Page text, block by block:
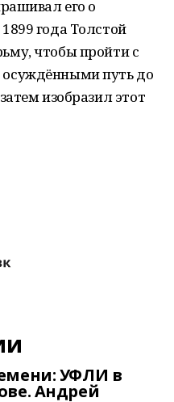
его о
года Толстой
чтобы пройти с
путь до
изобразил этот
УФЛИ в
Андрей